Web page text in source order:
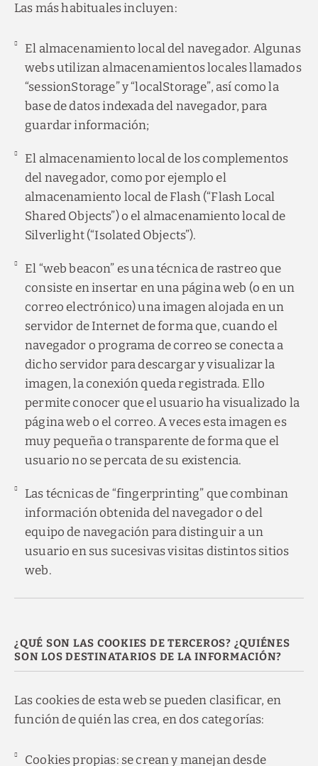
Las más habituales incluyen:
El almacenamiento local del navegador. Algunas
webs utilizan almacenamientos locales llamados
“sessionStorage” y “localStorage”, así como la
base de datos indexada del navegador, para
guardar información;
El almacenamiento local de los complementos
del navegador, como por ejemplo el
almacenamiento local de Flash (“Flash Local
Shared Objects”) o el almacenamiento local de
Silverlight (“Isolated Objects”).
El “web beacon” es una técnica de rastreo que
consiste en insertar en una página web (o en un
correo electrónico) una imagen alojada en un
servidor de Internet de forma que, cuando el
navegador o programa de correo se conecta a
dicho servidor para descargar y visualizar la
imagen, la conexión queda registrada. Ello
permite conocer que el usuario ha visualizado la
página web o el correo. A veces esta imagen es
muy pequeña o transparente de forma que el
usuario no se percata de su existencia.
Las técnicas de “fingerprinting” que combinan
información obtenida del navegador o del
equipo de navegación para distinguir a un
usuario en sus sucesivas visitas distintos sitios
web.
¿QUÉ SON LAS COOKIES DE TERCEROS? ¿QUIÉNES
SON LOS DESTINATARIOS DE LA INFORMACIÓN?
Las cookies de esta web se pueden clasificar, en
función de quién las crea, en dos categorías:
Cookies propias: se crean y manejan desde